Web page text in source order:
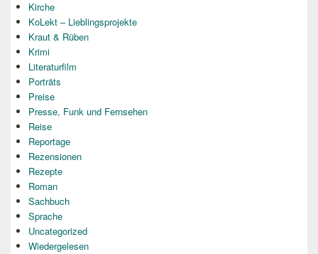
Kirche
KoLekt – Lieblingsprojekte
Kraut & Rüben
Krimi
Literaturfilm
Porträts
Preise
Presse, Funk und Fernsehen
Reise
Reportage
Rezensionen
Rezepte
Roman
Sachbuch
Sprache
Uncategorized
Wiedergelesen